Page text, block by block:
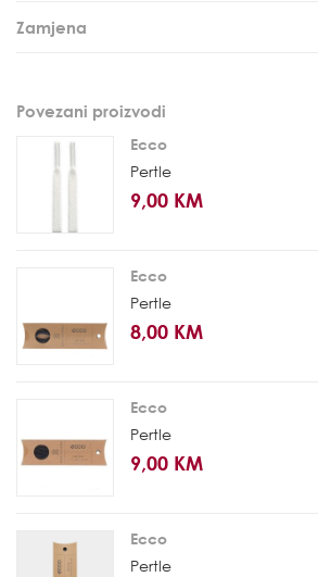
Zamjena
Povezani proizvodi
Ecco
Pertle
9,00 KM
Ecco
Pertle
8,00 KM
Ecco
Pertle
9,00 KM
Ecco
Pertle